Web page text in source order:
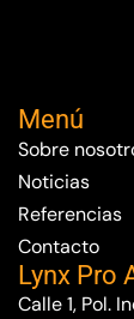
Menú
Sobre
Noticias
Referencias
Contacto
Lynx Pro
Calle 1, Pol.